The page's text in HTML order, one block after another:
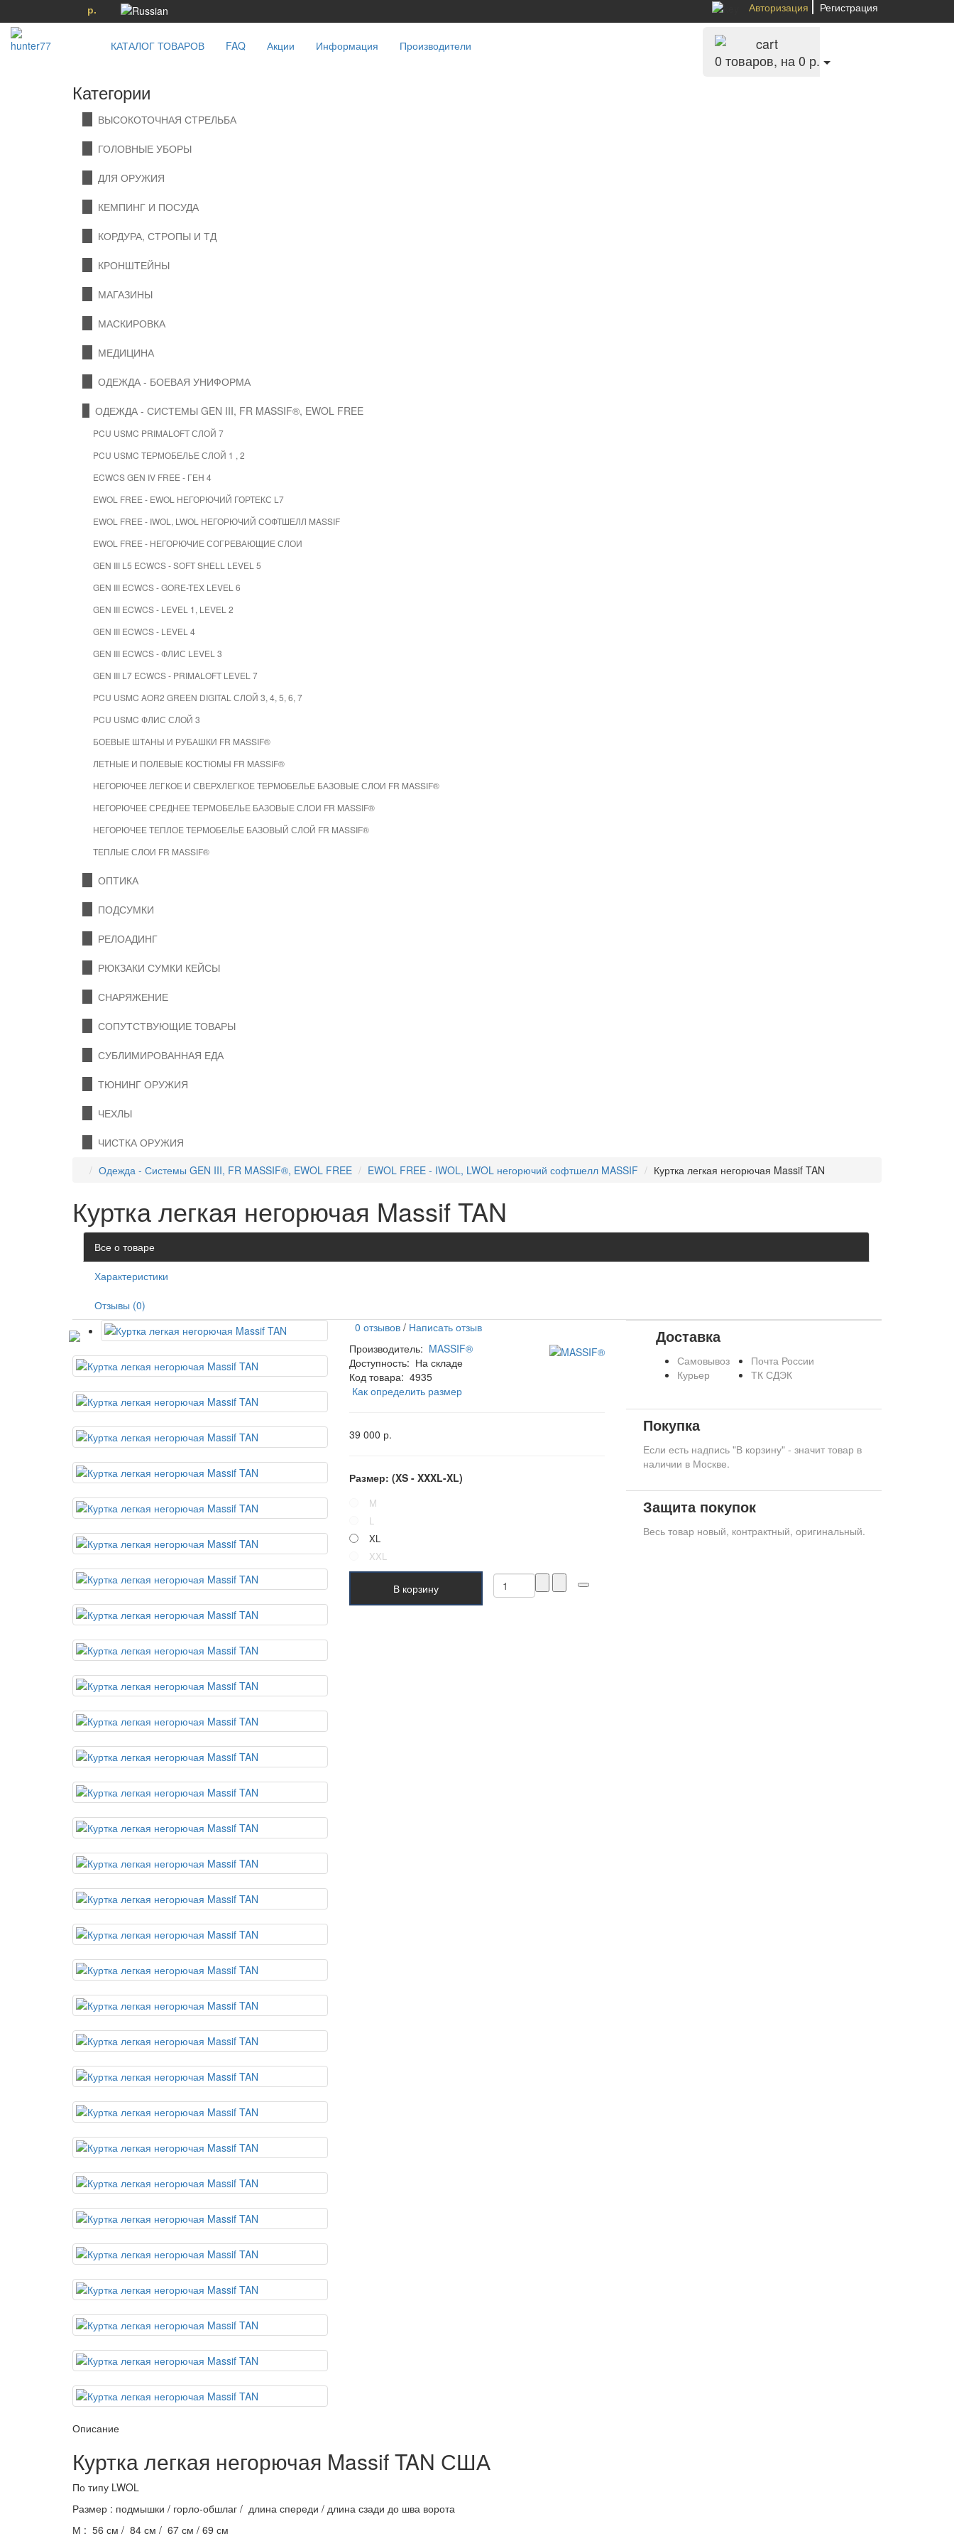
р. Авторизация Регистрация
КАТАЛОГ ТОВАРОВ FAQ Акции Информация Производители
0 товаров, на 0 р.
Категории
ВЫСОКОТОЧНАЯ СТРЕЛЬБА
ГОЛОВНЫЕ УБОРЫ
ДЛЯ ОРУЖИЯ
КЕМПИНГ И ПОСУДА
КОРДУРА, СТРОПЫ И ТД
КРОНШТЕЙНЫ
МАГАЗИНЫ
МАСКИРОВКА
МЕДИЦИНА
ОДЕЖДА - БОЕВАЯ УНИФОРМА
ОДЕЖДА - СИСТЕМЫ GEN III, FR MASSIF®, EWOL FREE
PCU USMC PRIMALOFT СЛОЙ 7
PCU USMC ТЕРМОБЕЛЬЕ СЛОЙ 1 , 2
ECWCS GEN IV FREE - ГЕН 4
EWOL FREE - EWOL НЕГОРЮЧИЙ ГОРТЕКС L7
EWOL FREE - IWOL, LWOL НЕГОРЮЧИЙ СОФТШЕЛЛ MASSIF
EWOL FREE - НЕГОРЮЧИЕ СОГРЕВАЮЩИЕ СЛОИ
GEN III L5 ECWCS - SOFT SHELL LEVEL 5
GEN III ECWCS - GORE-TEX LEVEL 6
GEN III ECWCS - LEVEL 1, LEVEL 2
GEN III ECWCS - LEVEL 4
GEN III ECWCS - ФЛИС LEVEL 3
GEN III L7 ECWCS - PRIMALOFT LEVEL 7
PCU USMC AOR2 GREEN DIGITAL СЛОЙ 3, 4, 5, 6, 7
PCU USMC ФЛИС СЛОЙ 3
БОЕВЫЕ ШТАНЫ И РУБАШКИ FR MASSIF®
ЛЕТНЫЕ И ПОЛЕВЫЕ КОСТЮМЫ FR MASSIF®
НЕГОРЮЧЕЕ ЛЕГКОЕ И СВЕРХЛЕГКОЕ ТЕРМОБЕЛЬЕ БАЗОВЫЕ СЛОИ FR MASSIF®
НЕГОРЮЧЕЕ СРЕДНЕЕ ТЕРМОБЕЛЬЕ БАЗОВЫЕ СЛОИ FR MASSIF®
НЕГОРЮЧЕЕ ТЕПЛОЕ ТЕРМОБЕЛЬЕ БАЗОВЫЙ СЛОЙ FR MASSIF®
ТЕПЛЫЕ СЛОИ FR MASSIF®
ОПТИКА
ПОДСУМКИ
РЕЛОАДИНГ
РЮКЗАКИ СУМКИ КЕЙСЫ
СНАРЯЖЕНИЕ
СОПУТСТВУЮЩИЕ ТОВАРЫ
СУБЛИМИРОВАННАЯ ЕДА
ТЮНИНГ ОРУЖИЯ
ЧЕХЛЫ
ЧИСТКА ОРУЖИЯ
Одежда - Системы GEN III, FR MASSIF®, EWOL FREE
EWOL FREE - IWOL, LWOL негорючий софтшелл MASSIF Куртка легкая негорючая Massif TAN
Куртка легкая негорючая Massif TAN
Все о товаре
Характеристики
Отзывы (0)
0 отзывов / Написать отзыв
Производитель: MASSIF®
Доступность: На складе
Код товара: 4935
Как определить размер
39 000 р.
Размер: (XS - XXXL-XL)
M
L
XL
XXL
В корзину
Доставка
Самовывоз
Курьер
Почта России
ТК СДЭК
Покупка
Если есть надпись "В корзину" - значит товар в
наличии в Москве.
Защита покупок
Весь товар новый, контрактный, оригинальный.
Описание
Куртка легкая негорючая Massif TAN США
По типу LWOL
Размер : подмышки / горло-обшлаг / длина спереди / длина сзади до шва ворота
М : 56 см / 84 см / 67 см / 69 см